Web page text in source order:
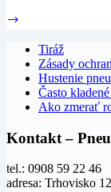
pri
výbere
pneumatík
Tiráž
Zásady
Hustenie
Často
Ako zmerať
Kontakt –
tel.: 0908 59 22 46
adresa: Trhovisko